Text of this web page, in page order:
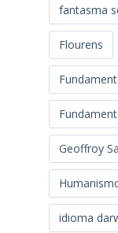
fantasma
Flourens
Geoffroy
idioma